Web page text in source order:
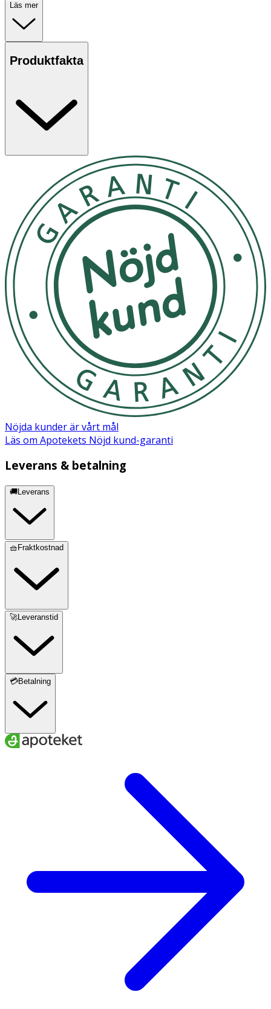
Läs mer
Produktfakta
Nöjda kunder är vårt mål
Läs om Apotekets Nöjd kund-garanti
Leverans & betalning
🚚Leverans
🧺Fraktkostnad
🚀Leveranstid
💳Betalning